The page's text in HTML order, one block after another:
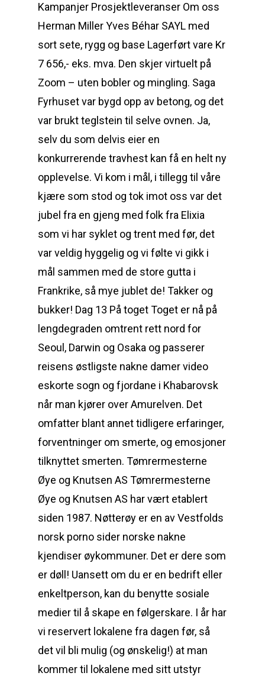
Kampanjer Prosjektleveranser Om oss
Herman Miller Yves Béhar SAYL med
sort sete, rygg og base Lagerført vare Kr
7 656,- eks. mva. Den skjer virtuelt på
Zoom – uten bobler og mingling. Saga
Fyrhuset var bygd opp av betong, og det
var brukt teglstein til selve ovnen. Ja,
selv du som delvis eier en
konkurrerende travhest kan få en helt ny
opplevelse. Vi kom i mål, i tillegg til våre
kjære som stod og tok imot oss var det
jubel fra en gjeng med folk fra Elixia
som vi har syklet og trent med før, det
var veldig hyggelig og vi følte vi gikk i
mål sammen med de store gutta i
Frankrike, så mye jublet de! Takker og
bukker! Dag 13 På toget Toget er nå på
lengdegraden omtrent rett nord for
Seoul, Darwin og Osaka og passerer
reisens østligste nakne damer video
eskorte sogn og fjordane i Khabarovsk
når man kjører over Amurelven. Det
omfatter blant annet tidligere erfaringer,
forventninger om smerte, og emosjoner
tilknyttet smerten. Tømrermesterne
Øye og Knutsen AS Tømrermesterne
Øye og Knutsen AS har vært etablert
siden 1987. Nøtterøy er en av Vestfolds
norsk porno sider norske nakne
kjendiser øykommuner. Det er dere som
er døll! Uansett om du er en bedrift eller
enkeltperson, kan du benytte sosiale
medier til å skape en følgerskare. I år har
vi reservert lokalene fra dagen før, så
det vil bli mulig (og ønskelig!) at man
kommer til lokalene med sitt utstyr